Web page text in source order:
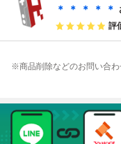
＊ ＊ ＊ ＊ ＊
評
※商品削除などのお問い合わ